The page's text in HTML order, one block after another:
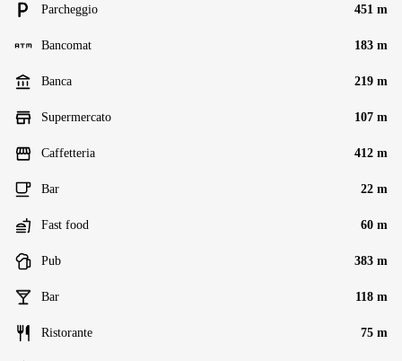
Parcheggio 451 m
Bancomat 183 m
Banca 219 m
Supermercato 107 m
Caffetteria 412 m
Bar 22 m
Fast food 60 m
Pub 383 m
Bar 118 m
Ristorante 75 m